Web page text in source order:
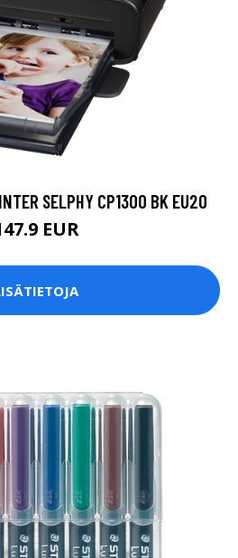
SELPHY CP1300 BK EU20
EUR